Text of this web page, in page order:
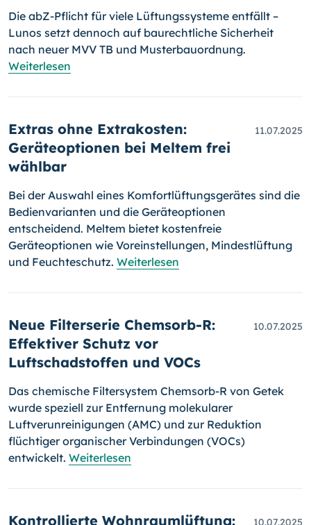
Die abZ-Pflicht für viele Lüftungssysteme entfällt –
Lunos setzt dennoch auf baurechtliche Sicherheit
nach neuer MVV TB und Musterbauordnung.
Weiterlesen
Extras ohne Extrakosten:
Geräteoptionen bei Meltem frei
wählbar
11.07.2025
Bei der Auswahl eines Komfortlüftungsgerätes sind die
Bedienvarianten und die Geräteoptionen
entscheidend. Meltem bietet kostenfreie
Geräteoptionen wie Voreinstellungen, Mindestlüftung
und Feuchteschutz. Weiterlesen
Neue Filterserie Chemsorb-R:
Effektiver Schutz vor
Luftschadstoffen und VOCs
10.07.2025
Das chemische Filtersystem Chemsorb-R von Getek
wurde speziell zur Entfernung molekularer
Luftverunreinigungen (AMC) und zur Reduktion
flüchtiger organischer Verbindungen (VOCs)
entwickelt. Weiterlesen
Kontrollierte Wohnraumlüftung:
10.07.2025